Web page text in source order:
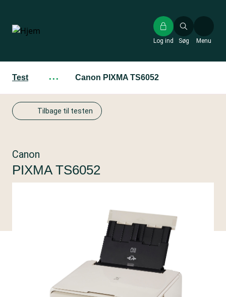
hovedindhold
Søg
Log ind Menu
Test ··· Canon PIXMA TS6052
Tilbage til testen
Canon
PIXMA TS6052